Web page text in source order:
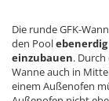
Die runde GFK-
den Poolebenerdig
einzubauen.
Wanne auch in
einem Außenofen